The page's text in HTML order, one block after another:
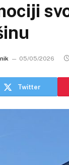
05/05/2026
Twitter